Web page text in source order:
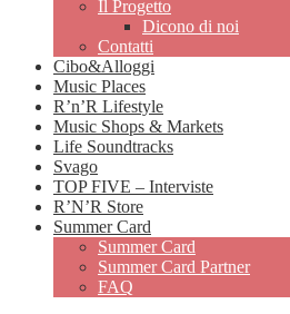
Il Progetto
Dicono di noi
Contatti
Cibo&Alloggi
Music Places
R’n’R Lifestyle
Music Shops & Markets
Life Soundtracks
Svago
TOP FIVE – Interviste
R’N’R Store
Summer Card
Summer Card
Summer Card Partner
FAQ